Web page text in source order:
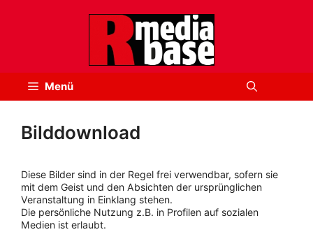
Menü
Bilddownload
Diese Bilder sind in der Regel frei verwendbar, sofern sie
mit dem Geist und den Absichten der ursprünglichen
Veranstaltung in Einklang stehen.
Die persönliche Nutzung z.B. in Profilen auf sozialen
Medien ist erlaubt.